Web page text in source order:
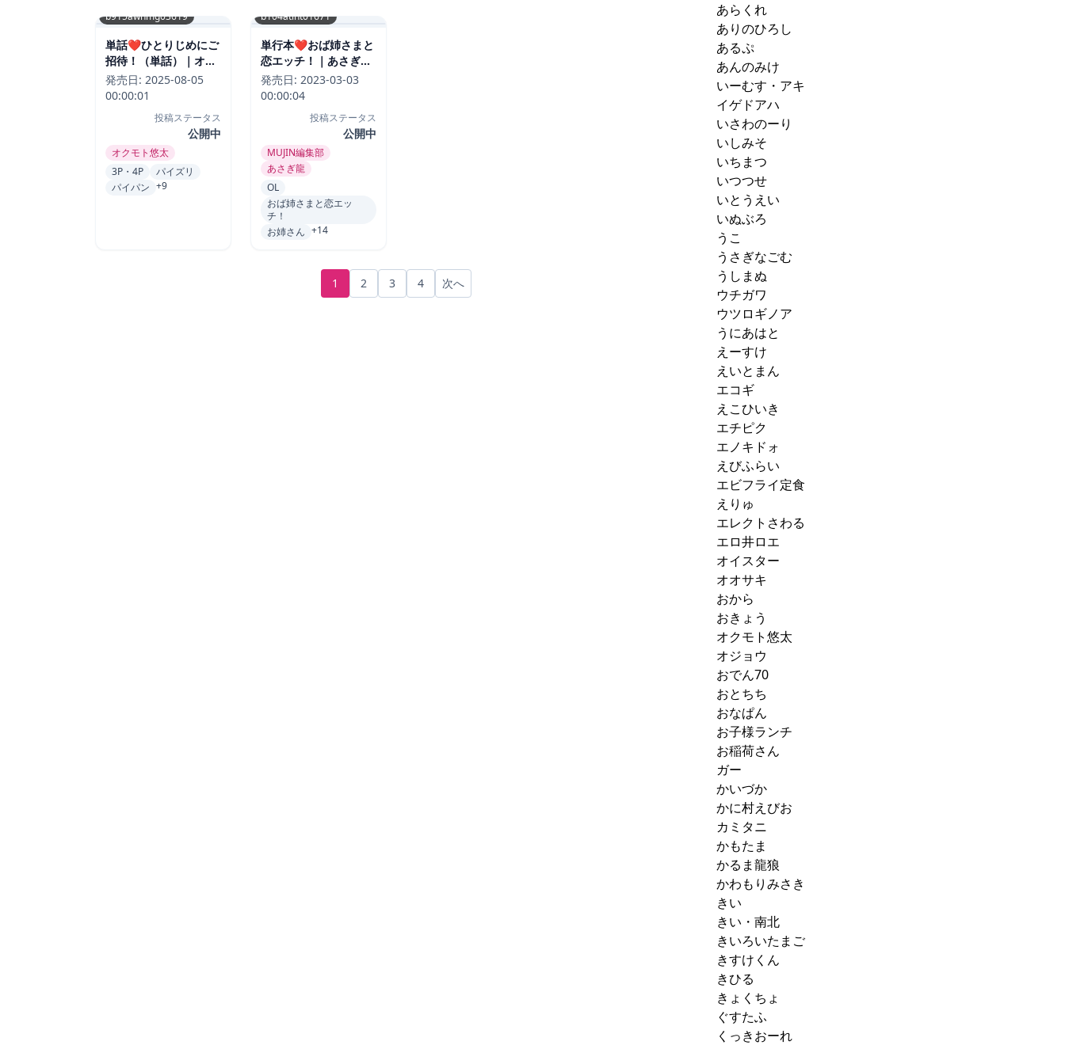
b915awnmg03619
単話❤ひとりじめにご
招待！（単話）｜オク
モト悠太-評価5.00
発売日: 2025-08-05
00:00:01
投稿ステータス
公開中
オクモト悠太
3P・4P
パイズリ
パイパン +9
b104atint01671
単行本❤おば姉さまと
恋エッチ！｜あさぎ龍-
評価4.86
発売日: 2023-03-03
00:00:04
投稿ステータス
公開中
MUJIN編集部
あさぎ龍
OL
おば姉さまと恋エッ
チ！
お姉さん +14
1 2 3 4 次へ
あらくれ
ありのひろし
あるぷ
あんのみけ
いーむす・アキ
イゲドアハ
いさわのーり
いしみそ
いちまつ
いつつせ
いとうえい
いぬぶろ
うこ
うさぎなごむ
うしまぬ
ウチガワ
ウツロギノア
うにあはと
えーすけ
えいとまん
エコギ
えこひいき
エチピク
エノキドォ
えびふらい
エビフライ定食
えりゅ
エレクトさわる
エロ井ロエ
オイスター
オオサキ
おから
おきょう
オクモト悠太
オジョウ
おでん70
おとちち
おなぱん
お子様ランチ
お稲荷さん
ガー
かいづか
かに村えびお
カミタニ
かもたま
かるま龍狼
かわもりみさき
きい
きい・南北
きいろいたまご
きすけくん
きひる
きょくちょ
ぐすたふ
くっきおーれ